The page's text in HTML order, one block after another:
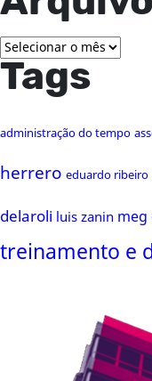
Arquivos
Tags
administração do tempo
herrero eduardo ribeiro
delaroli luis zanin meg
treinamento e